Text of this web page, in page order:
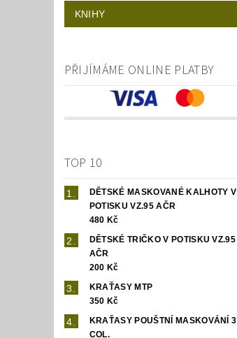
KNIHY
PŘIJÍMÁME ONLINE PLATBY
TOP 10
DĚTSKÉ MASKOVANÉ KALHOTY V
POTISKU VZ.95 AČR
480 Kč
DĚTSKÉ TRIČKO V POTISKU VZ.95
AČR
200 Kč
KRAŤASY MTP
350 Kč
KRAŤASY POUŠTNÍ MASKOVÁNÍ 3
COL.